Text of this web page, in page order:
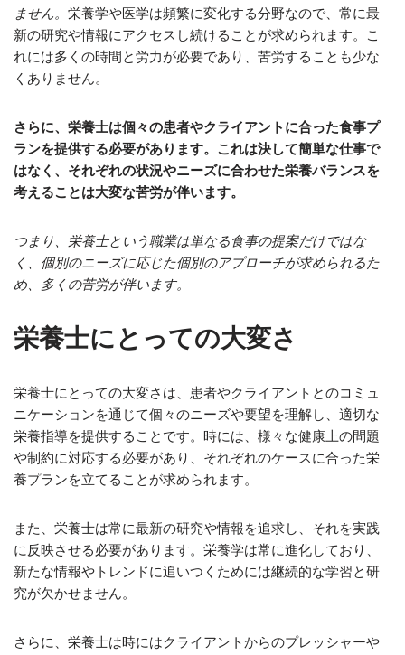
ません。 栄養学や医学は頻繁に変化する分野なので、常に最
新の研究や情報にアクセスし続けることが求められます。こ
れには多くの時間と労力が必要であり、苦労することも少な
くありません。
さらに、栄養士は個々の患者やクライアントに合った食事プ
ランを提供する必要があります。これは決して簡単な仕事で
はなく、それぞれの状況やニーズに合わせた栄養バランスを
考えることは大変な苦労が伴います。
つまり、栄養士という職業は単なる食事の提案だけではな
く、個別のニーズに応じた個別のアプローチが求められるた
め、多くの苦労が伴います。
栄養士にとっての大変さ
栄養士にとっての大変さは、患者やクライアントとのコミュ
ニケーションを通じて個々のニーズや要望を理解し、適切な
栄養指導を提供することです。時には、様々な健康上の問題
や制約に対応する必要があり、それぞれのケースに合った栄
養プランを立てることが求められます。
また、栄養士は常に最新の研究や情報を追求し、それを実践
に反映させる必要があります。栄養学は常に進化しており、
新たな情報やトレンドに追いつくためには継続的な学習と研
究が欠かせません。
さらに、栄養士は時にはクライアントからのプレッシャーや